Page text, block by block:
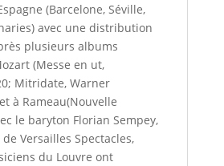
(Barcelone, Séville,
avec une distribution
plusieurs albums
(Messe en ut,
Mitridate, Warner
à Rameau(Nouvelle
le baryton Florian Sempey,
Versailles Spectacles,
du Louvre ont